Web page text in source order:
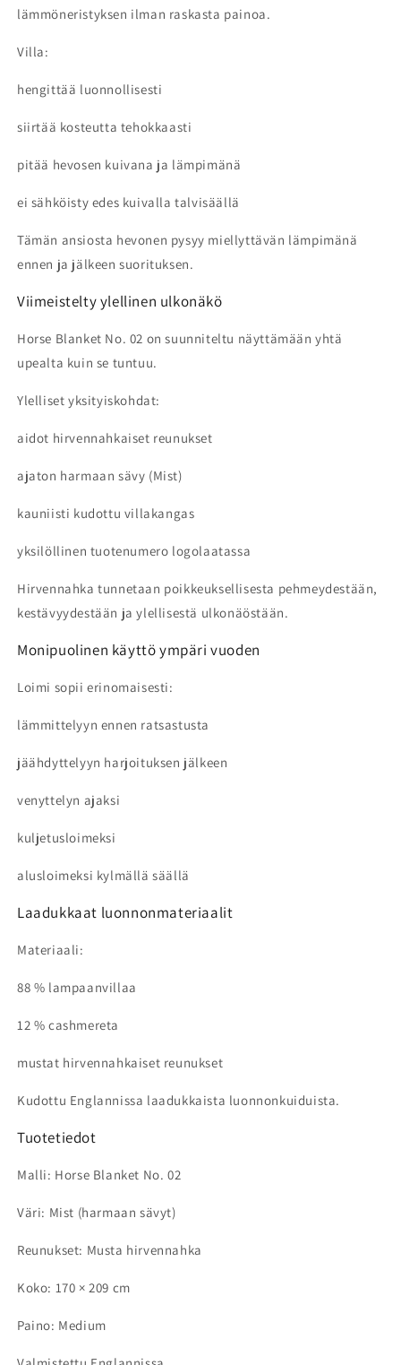
lämmöneristyksen ilman raskasta painoa.
Villa:
hengittää luonnollisesti
siirtää kosteutta tehokkaasti
pitää hevosen kuivana ja lämpimänä
ei sähköisty edes kuivalla talvisäällä
Tämän ansiosta hevonen pysyy miellyttävän lämpimänä
ennen ja jälkeen suorituksen.
Viimeistelty ylellinen ulkonäkö
Horse Blanket No. 02 on suunniteltu näyttämään yhtä
upealta kuin se tuntuu.
Ylelliset yksityiskohdat:
aidot hirvennahkaiset reunukset
ajaton harmaan sävy (Mist)
kauniisti kudottu villakangas
yksilöllinen tuotenumero logolaatassa
Hirvennahka tunnetaan poikkeuksellisesta pehmeydestään,
kestävyydestään ja ylellisestä ulkonäöstään.
Monipuolinen käyttö ympäri vuoden
Loimi sopii erinomaisesti:
lämmittelyyn ennen ratsastusta
jäähdyttelyyn harjoituksen jälkeen
venyttelyn ajaksi
kuljetusloimeksi
alusloimeksi kylmällä säällä
Laadukkaat luonnonmateriaalit
Materiaali:
88 % lampaanvillaa
12 % cashmereta
mustat hirvennahkaiset reunukset
Kudottu Englannissa laadukkaista luonnonkuiduista.
Tuotetiedot
Malli: Horse Blanket No. 02
Väri: Mist (harmaan sävyt)
Reunukset: Musta hirvennahka
Koko: 170 × 209 cm
Paino: Medium